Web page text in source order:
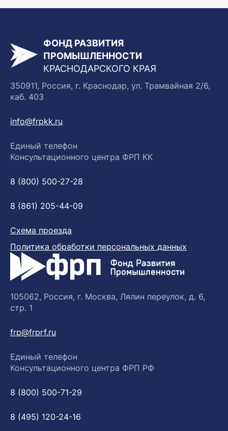
ФОНД РАЗВИТИЯ
ПРОМЫШЛЕННОСТИ
КРАСНОДАРСКОГО КРАЯ
350911, Россия, г. Краснодар, ул. Трамвайная 2/6,
каб. 403
info@frpkk.ru
Единый телефон
Консультационного центра ФРП КК
8 (800) 500-27-28
8 (861) 205-44-09
Схема проезда
Политика обработки персональных данных
105062, Россия, г. Москва, Лялин переулок, д. 6,
стр. 1
frp@frprf.ru
Единый телефон
Консультационного центра ФРП РФ
8 (800) 500-71-29
8 (495) 120-24-16